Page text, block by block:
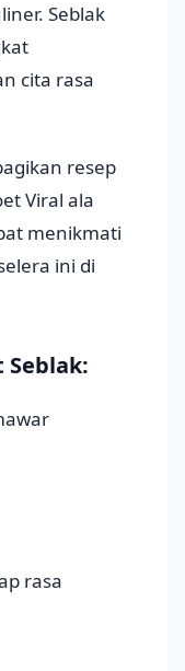
Seblak
cita rasa
resep
Viral ala
menikmati
ini di
Seblak:
rasa